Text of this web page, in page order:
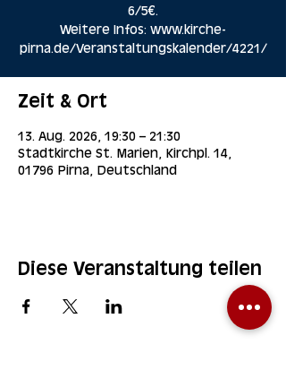
6/5€.
Weitere Infos: www.kirche-
pirna.de/Veranstaltungskalender/4221/
Zeit & Ort
13. Aug. 2026, 19:30 – 21:30
Stadtkirche St. Marien, Kirchpl. 14,
01796 Pirna, Deutschland
Diese Veranstaltung teilen